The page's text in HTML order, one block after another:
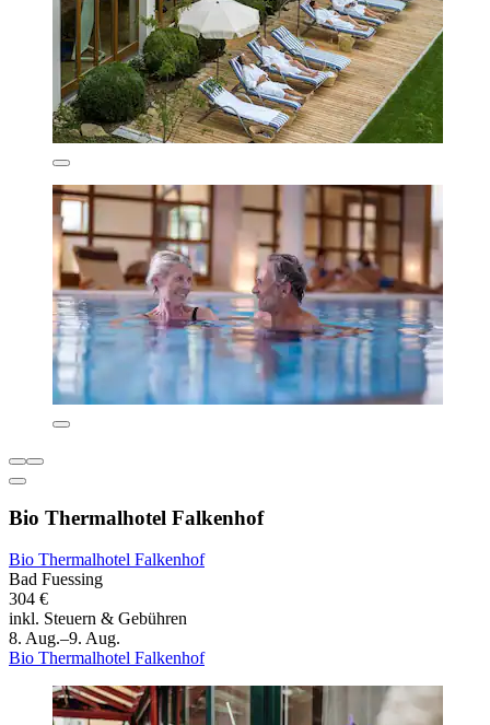
Bio Thermalhotel Falkenhof
Bio Thermalhotel Falkenhof
Bad Fuessing
304 €
inkl. Steuern & Gebühren
8. Aug.–9. Aug.
Bio Thermalhotel Falkenhof